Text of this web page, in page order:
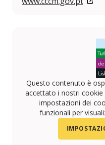
Questo contenuto è
accettato i nostri
impostazioni dei
funzionali per